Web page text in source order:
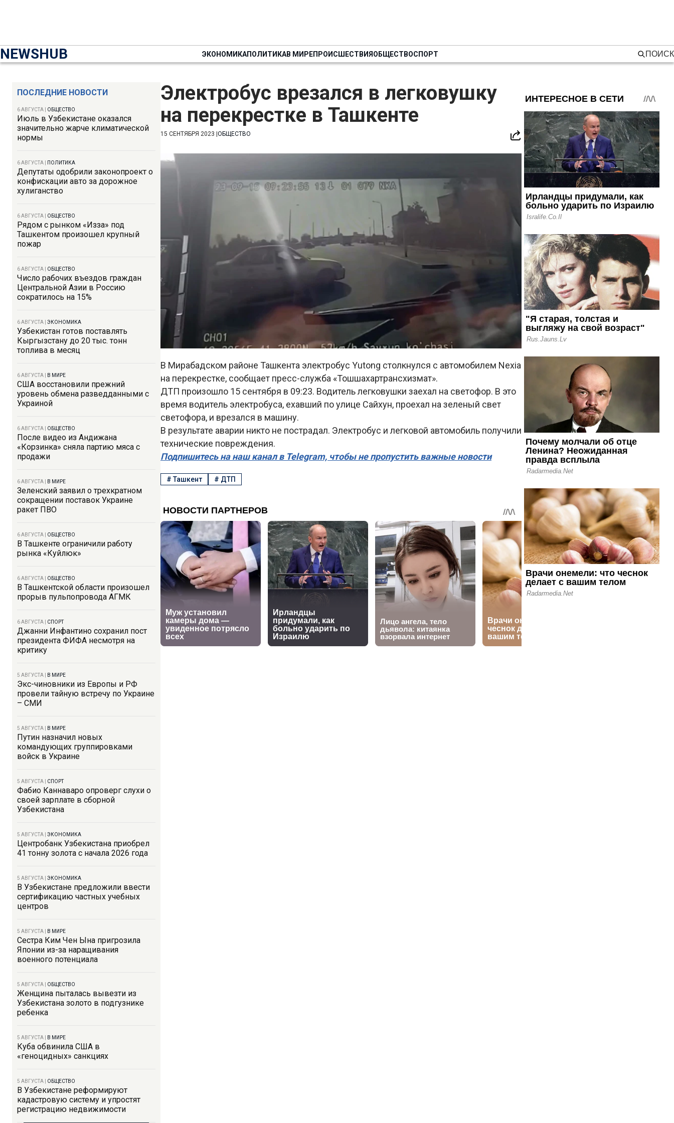
NEWSHUB ЭКОНОМИКАПОЛИТИКАВ МИРЕПРОИСШЕСТВИЯОБЩЕСТВОСПОРТ ПОИСК
ПОСЛЕДНИЕ НОВОСТИ
6 АВГУСТА ОБЩЕСТВО
Июль в Узбекистане оказался
значительно жарче климатической
нормы
6 АВГУСТА ПОЛИТИКА
Депутаты одобрили законопроект о
конфискации авто за дорожное
хулиганство
6 АВГУСТА ОБЩЕСТВО
Рядом с рынком «Изза» под
Ташкентом произошел крупный
пожар
6 АВГУСТА ОБЩЕСТВО
Число рабочих въездов граждан
Центральной Азии в Россию
сократилось на 15%
6 АВГУСТА ЭКОНОМИКА
Узбекистан готов поставлять
Кыргызстану до 20 тыс. тонн
топлива в месяц
6 АВГУСТА В МИРЕ
США восстановили прежний
уровень обмена разведданными с
Украиной
6 АВГУСТА ОБЩЕСТВО
После видео из Андижана
«Корзинка» сняла партию мяса с
продажи
6 АВГУСТА В МИРЕ
Зеленский заявил о трехкратном
сокращении поставок Украине
ракет ПВО
6 АВГУСТА ОБЩЕСТВО
В Ташкенте ограничили работу
рынка «Куйлюк»
6 АВГУСТА ОБЩЕСТВО
В Ташкентской области произошел
прорыв пульпопровода АГМК
6 АВГУСТА СПОРТ
Джанни Инфантино сохранил пост
президента ФИФА несмотря на
критику
5 АВГУСТА В МИРЕ
Экс-чиновники из Европы и РФ
провели тайную встречу по Украине
– СМИ
5 АВГУСТА В МИРЕ
Путин назначил новых
командующих группировками
войск в Украине
5 АВГУСТА СПОРТ
Фабио Каннаваро опроверг слухи о
своей зарплате в сборной
Узбекистана
5 АВГУСТА ЭКОНОМИКА
Центробанк Узбекистана приобрел
41 тонну золота с начала 2026 года
5 АВГУСТА ЭКОНОМИКА
В Узбекистане предложили ввести
сертификацию частных учебных
центров
5 АВГУСТА В МИРЕ
Сестра Ким Чен Ына пригрозила
Японии из-за наращивания
военного потенциала
5 АВГУСТА ОБЩЕСТВО
Женщина пыталась вывезти из
Узбекистана золото в подгузнике
ребенка
5 АВГУСТА В МИРЕ
Куба обвинила США в
«геноцидных» санкциях
5 АВГУСТА ОБЩЕСТВО
В Узбекистане реформируют
кадастровую систему и упростят
регистрацию недвижимости
Электробус врезался в легковушку
на перекрестке в Ташкенте
15 СЕНТЯБРЯ 2023 ОБЩЕСТВО
В Мирабадском районе Ташкента электробус Yutong столкнулся с автомобилем Nexia
на перекрестке, сообщает пресс-служба «Тошшахартрансхизмат».
ДТП произошло 15 сентября в 09:23. Водитель легковушки заехал на светофор. В это
время водитель электробуса, ехавший по улице Сайхун, проехал на зеленый свет
светофора, и врезался в машину.
В результате аварии никто не пострадал. Электробус и легковой автомобиль получили
технические повреждения.
Подпишитесь на наш канал в Telegram, чтобы не пропустить важные новости
#Ташкент # ДТП